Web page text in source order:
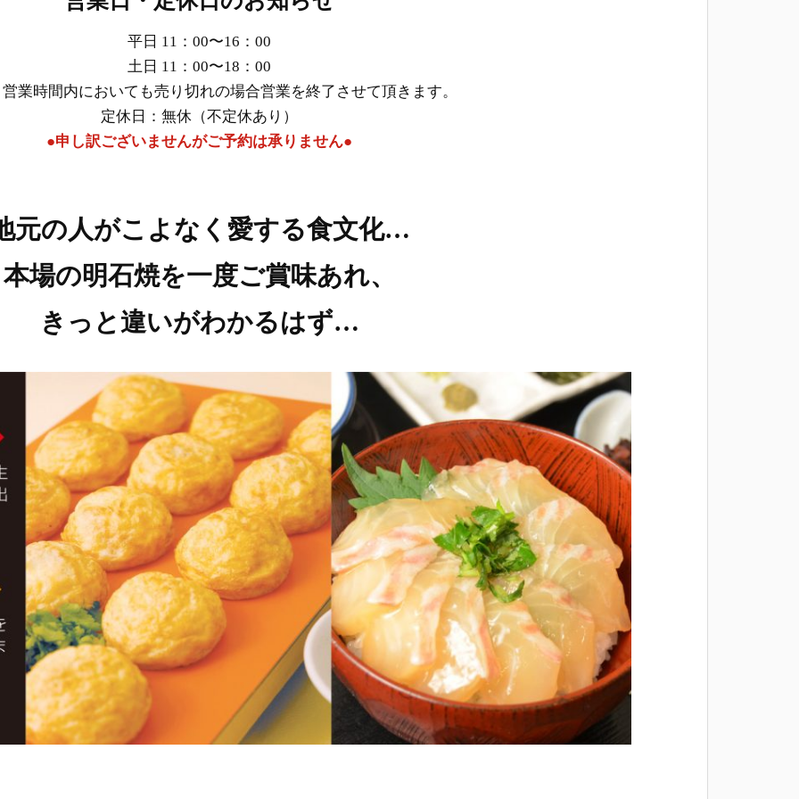
平日 11：00〜16：00
土日 11：00〜18：00
業時間内においても売り切れの場合営業を終了させて頂きます。
定休日：無休（不定休あり）
●申し訳ございませんがご予約は承りません●
元の人がこよなく愛する食文化…
本場の明石焼を一度ご賞味あれ、
きっと違いがわかるはず…